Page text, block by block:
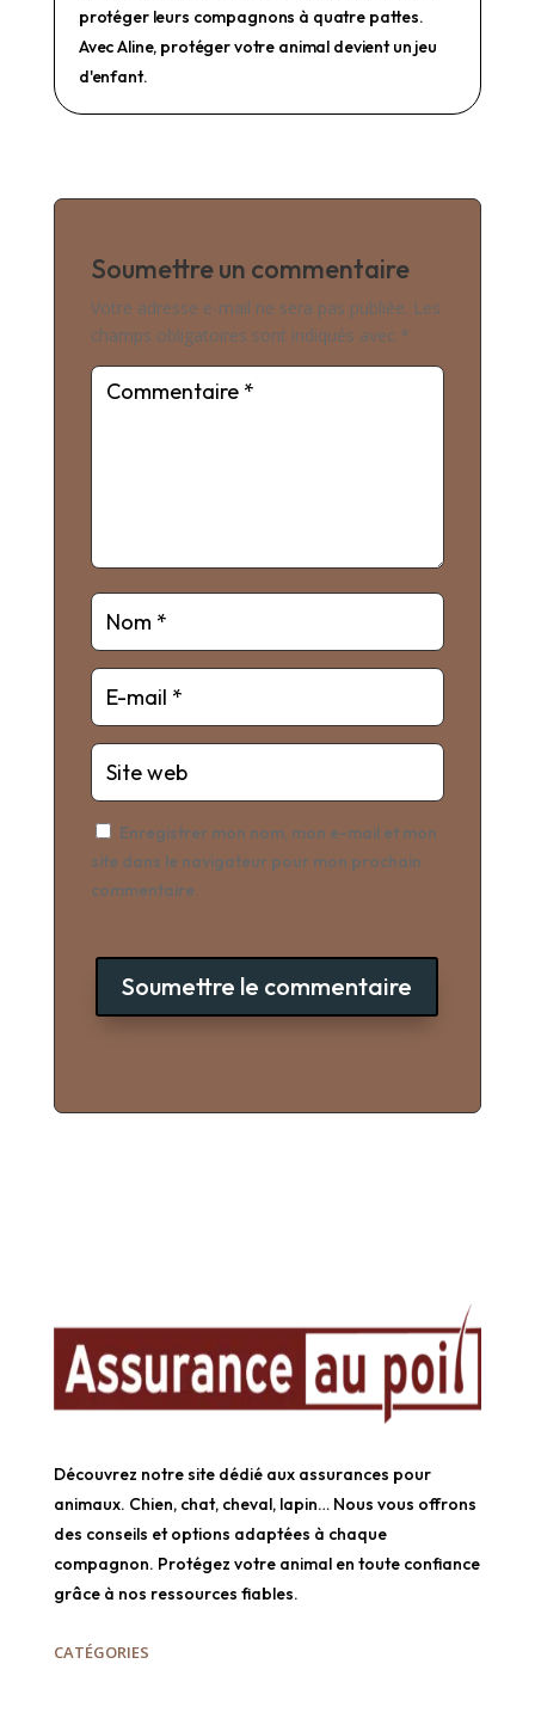
protéger leurs compagnons à quatre pattes.
Avec Aline, protéger votre animal devient un jeu
d'enfant.
Soumettre un commentaire
Votre adresse e-mail ne sera pas publiée. Les
champs obligatoires sont indiqués avec *
Enregistrer mon nom, mon e-mail et mon
site dans le navigateur pour mon prochain
commentaire.
Soumettre le commentaire
Découvrez notre site dédié aux assurances pour
animaux. Chien, chat, cheval, lapin… Nous vous offrons
des conseils et options adaptées à chaque
compagnon. Protégez votre animal en toute confiance
grâce à nos ressources fiables.
CATÉGORIES